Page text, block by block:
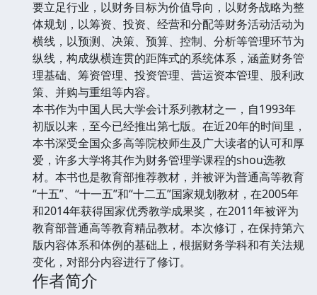
要立足行业，以财务目标为价值导向，以财务战略为整
体规划，以筹资、投资、经营和分配等财务活动活动为
横线，以预测、决策、预算、控制、分析等管理环节为
纵线，构成纵横连贯的距阵式的系统体系，涵盖财务管
理基础、筹资管理、投资管理、营运资本管理、股利政
策、并购与重组等内容。
本书作为中国人民大学会计系列教材之一，自1993年
初版以来，至今已经推出第七版。在近20年的时间里，
本书深受全国众多高等院校师生及广大读者的认可和厚
爱，许多大学将其作为财务管理学课程的shou选教
材。本书也是教育部推荐教材，并被评为普通高等教育
“十五”、“十一五”和“十二五”国家规划教材，在2005年
和2014年获得国家优秀教学成果奖，在2011年被评为
教育部普通高等教育精品教材。本次修订，在保持第六
版内容体系和体例的基础上，根据财务学科和有关法规
变化，对部分内容进行了修订。
作者简介